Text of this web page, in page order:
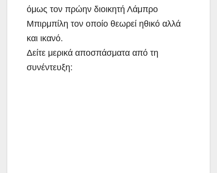
όμως τον πρώην διοικητή Λάμπρο
Μπιρμπίλη τον οποίο θεωρεί ηθικό αλλά
και ικανό.
Δείτε μερικά αποσπάσματα από τη
συνέντευξη: